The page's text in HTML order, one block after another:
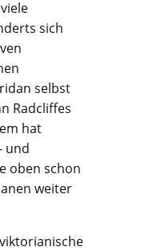
sich
selbst
Radcliffes
hat
und
oben schon
weiter